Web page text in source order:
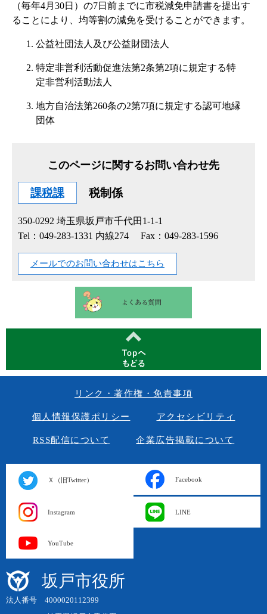
（毎年4月30日）の7日前までに市税減免申請書を提出す
ることにより、均等割の減免を受けることができます。
公益社団法人及び公益財団法人
特定非営利活動促進法第2条第2項に規定する特
定非営利活動法人
地方自治法第260条の2第7項に規定する認可地縁
団体
このページに関するお問い合わせ先
課税課 税制係
350-0292 埼玉県坂戸市千代田1-1-1
Tel：049-283-1331 内線274
Fax：049-283-1596
メールでのお問い合わせはこちら
リンク・著作権・免責事項
個人情報保護ポリシー アクセシビリティ
RSS配信について 企業広告掲載について
Ｘ（旧Twitter） Facebook
Instagram LINE
YouTube
坂戸市役所
法人番号 4000020112399